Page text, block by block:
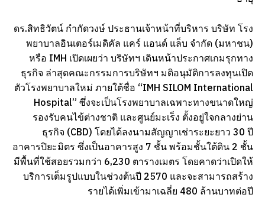
ดร.สิทธิวัตน์ กำกัดวงษ์ ประธานเจ้าหน้าที่บริหาร บริษัท โรง
พยาบาลอินเตอร์เมดิคัล แคร์ แอนด์ แล็บ จำกัด (มหาชน)
หรือ IMH เปิดเผยว่า บริษัทฯ เดินหน้าประกาศเกมรุกทาง
ธุรกิจ ล่าสุดคณะกรรมการบริษัทฯ มติอนุมัติการลงทุนเปิด
ตัวโรงพยาบาลใหม่ ภายใต้ชื่อ “IMH SILOM International
Hospital” ซึ่งจะเป็นโรงพยาบาลเฉพาะทางขนาดใหญ่
รองรับคนไข้ต่างชาติ และศูนย์มะเร็ง ตั้งอยู่ใจกลางย่าน
ธุรกิจ (CBD) โดยได้ลงนามสัญญาเช่าระยะยาว 30 ปี
อาคารปิยะมิตร ซึ่งเป็นอาคารสูง 7 ชั้น พร้อมชั้นใต้ดิน 2 ชั้น
มีพื้นที่ใช้สอยรวมกว่า 6,230 ตารางเมตร โดยคาดว่าเปิดให้
บริการเต็มรูปแบบในช่วงต้นปี 2570 และจะสามารถสร้าง
รายได้เพิ่มเข้ามาเฉลี่ย 480 ล้านบาทต่อปี